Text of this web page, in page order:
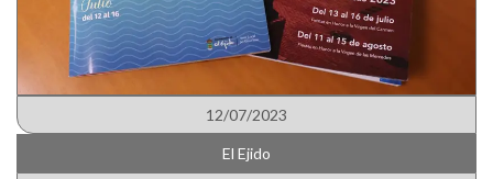
12/07/2023
El Ejido